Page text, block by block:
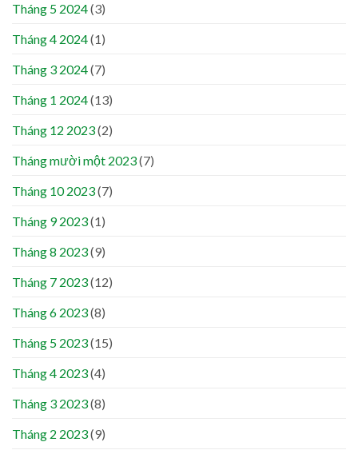
Tháng 5 2024(3)
Tháng 4 2024(1)
Tháng 3 2024(7)
Tháng 1 2024(13)
Tháng 12 2023(2)
Tháng mười một 2023(7)
Tháng 10 2023(7)
Tháng 9 2023(1)
Tháng 8 2023(9)
Tháng 7 2023(12)
Tháng 6 2023(8)
Tháng 5 2023(15)
Tháng 4 2023(4)
Tháng 3 2023(8)
Tháng 2 2023(9)